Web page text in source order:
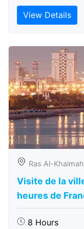
View Details
Ras Al-Khaimah
Visite de la
heures de
8 Hours